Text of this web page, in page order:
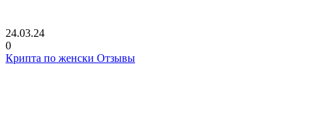
24.03.24
0
Крипта по женски Отзывы